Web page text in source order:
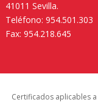
41011 Sevilla.
Teléfono: 954.501.303
Fax: 954.218.645
Certificados aplicables